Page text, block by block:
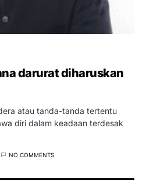
darurat diharuskan
atau tanda-tanda tertentu
diri dalam keadaan terdesak
NO COMMENTS